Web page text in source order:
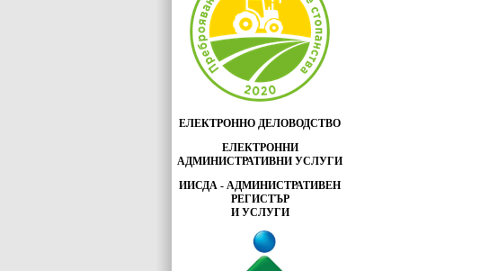
ЕЛЕКТРОННО ДЕЛОВОДСТВО
ЕЛЕКТРОННИ
АДМИНИСТРАТИВНИ УСЛУГИ
ИИСДА - АДМИНИСТРАТИВЕН
РЕГИСТЪР
И УСЛУГИ